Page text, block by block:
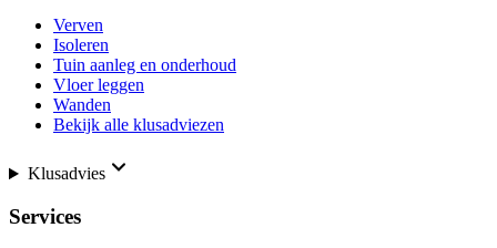
Verven
Isoleren
Tuin aanleg en onderhoud
Vloer leggen
Wanden
Bekijk alle klusadviezen
Klusadvies
Services